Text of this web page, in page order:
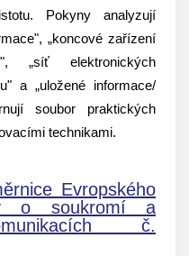
Pokyny analyzují
„koncové zařízení
„síť elektronických
a „uložené informace/
soubor praktických
technikami.
Evropského
o soukromí a
č.